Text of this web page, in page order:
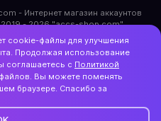
- Интернет магазин аккаунтов
- 2026 "accs-shop.com"
cookie-файлы для улучшения
Продолжая использование
соглашаетесь с Политикой
Вы можете поменять
браузере. Спасибо за